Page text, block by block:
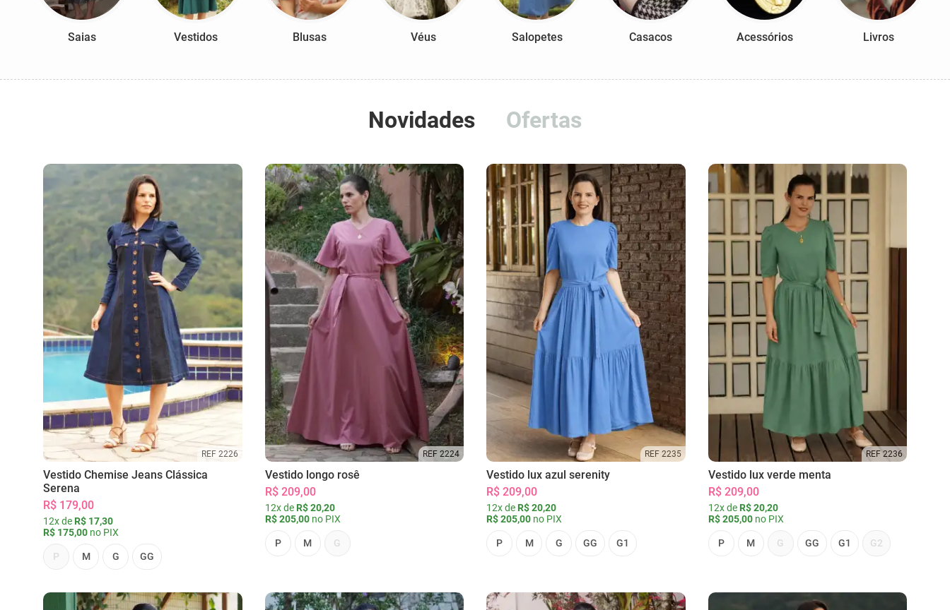
Saias Vestidos Blusas Véus Salopetes Casacos Acessórios Livros
Novidades Ofertas
REF 2226
Vestido Chemise Jeans Clássica
Serena
R$ 179,00
12x de R$ 17,30
R$ 175,00 no PIX
P M G GG
REF 2224
Vestido longo rosê
R$ 209,00
12x de R$ 20,20
R$ 205,00no PIX
P M G
REF 2235
Vestido lux azul serenity
R$ 209,00
12x de R$ 20,20
R$ 205,00 no PIX
P M G GG G1
REF 2236
Vestido lux verde menta
R$ 209,00
12x de R$ 20,20
R$ 205,00no PIX
P M G GG G1 G2